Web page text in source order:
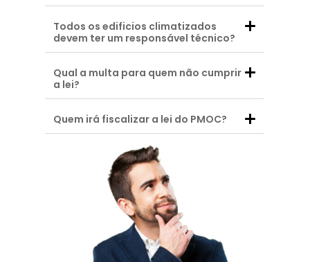
Todos os edificios climatizados
devem ter um responsável técnico?
Qual a multa para quem não cumprir
a lei?
Quem irá fiscalizar a lei do PMOC?